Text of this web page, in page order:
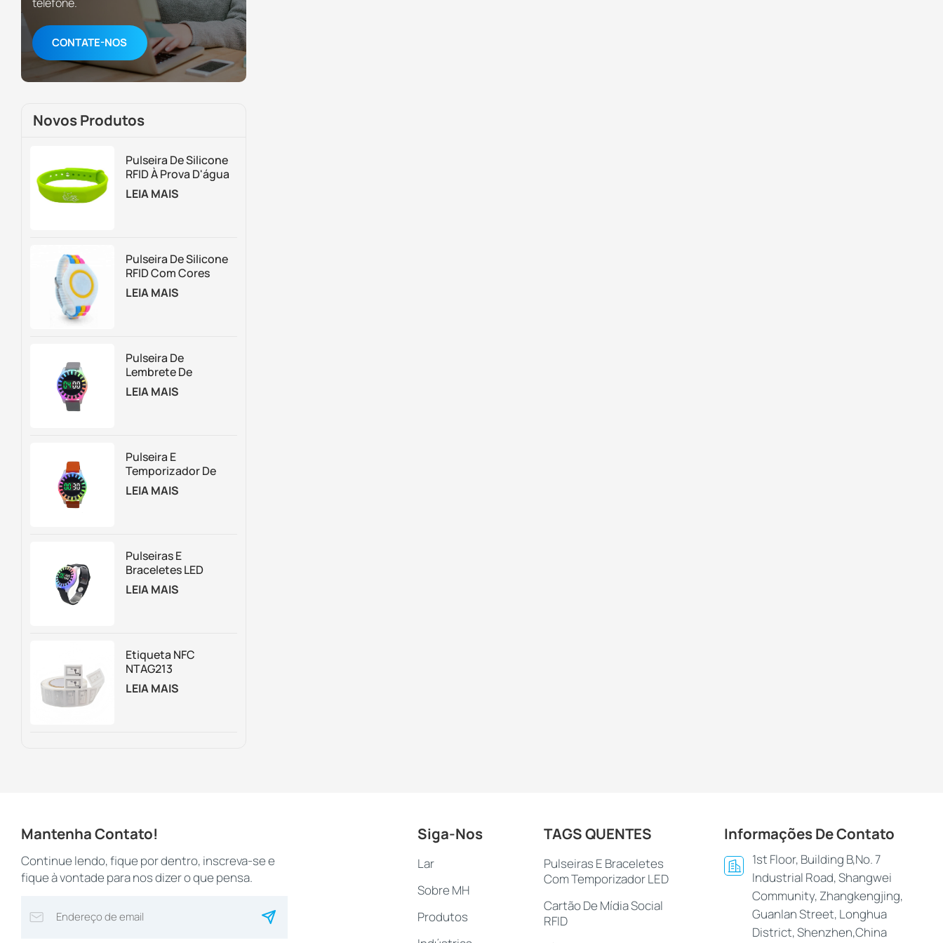
CONTATE-NOS
Novos Produtos
Pulseira De Silicone
RFID À Prova D'água
Para Controle De
Acesso E
LEIA MAIS
Pulseira De Silicone
RFID Com Cores
Personalizadas E
Ajustável
LEIA MAIS
Pulseira De
Lembrete De
Contagem
Regressiva
Em Tempo
LEIA MAIS
Pulseira E
Temporizador De
Silicone Com
Logotipo
LEIA MAIS
Pulseiras E
Braceletes LED
Recarregáveis ​​de
Gerenciamento De
LEIA MAIS
Etiqueta NFC
NTAG213
Personalizada E
Regravável Para
LEIA MAIS
Mantenha Contato!
Continue lendo, fique por dentro, inscreva-se e
fique à vontade para nos dizer o que pensa.
Informações De Contato
1st Floor, Building B,No. 7
Industrial Road, Shangwei
Community, Zhangkengjing,
Guanlan Street, Longhua
District, Shenzhen,China
TAGS QUENTES
Pulseiras E Braceletes
Com Temporizador LED
Cartão De Mídia Social
RFID
Siga-Nos
Lar
Sobre MH
Produtos